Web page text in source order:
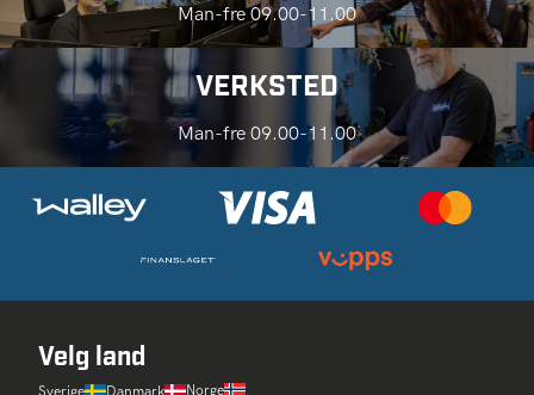
Man-fre 09.00-11.00
VERKSTED
Man-fre 09.00-11.00
Velg land
Sverige Danmark Norge